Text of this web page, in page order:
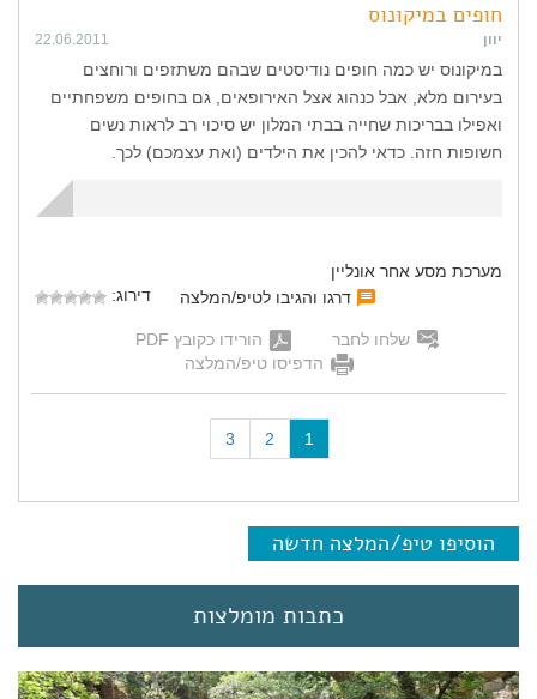
חופים במיקונוס
יוון 22.06.2011
במיקונוס יש כמה חופים נודיסטים שבהם משתזפים ורוחצים
בעירום מלא, אבל כנהוג אצל האירופאים, גם בחופים משפחתיים
ואפילו בבריכות שחייה בבתי המלון יש סיכוי רב לראות נשים
חשופות חזה. כדאי להכין את הילדים (ואת עצמכם) לכך.
מערכת מסע אחר אונליין
דרגו והגיבו לטיפ/המלצה
דירוג:
שלחו לחבר
הורידו כקובץ PDF
הדפיסו טיפ/המלצה
1
c
r
e
n
)
2
3
הוסיפו טיפ/המלצה חדשה
כתבות מומלצות